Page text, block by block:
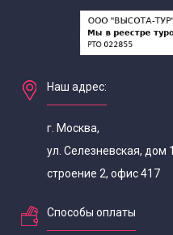
Тематические
Экскурсии по
Вечерние
Наш адрес:
г. Москва,
ул. Селезневская, дом
строение 2, офис 417
Способы оплаты